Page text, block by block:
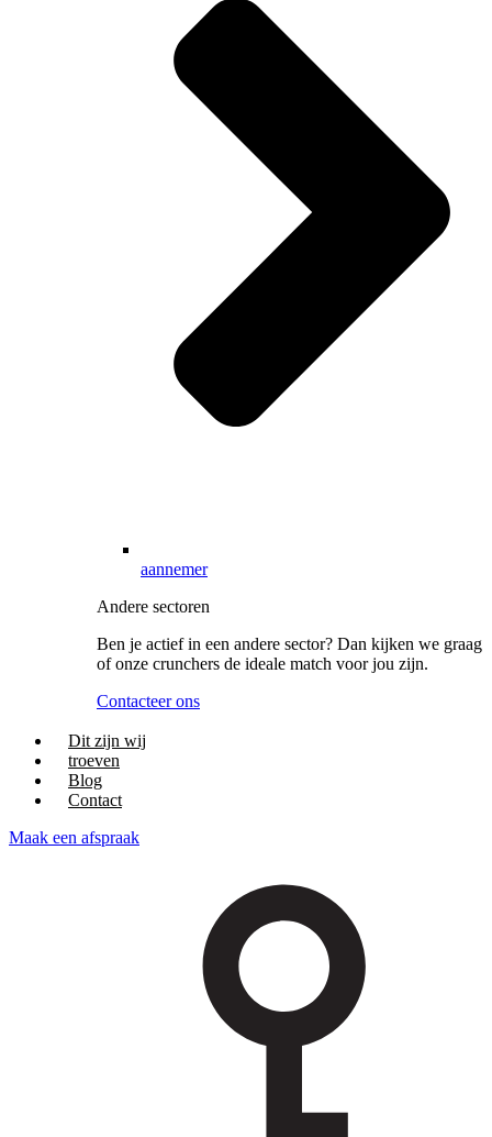
aannemer
Andere sectoren
Ben je actief in een andere sector? Dan kijken we graag
of onze crunchers de ideale match voor jou zijn.
Contacteer ons
Dit zijn wij
troeven
Blog
Contact
Maak een afspraak